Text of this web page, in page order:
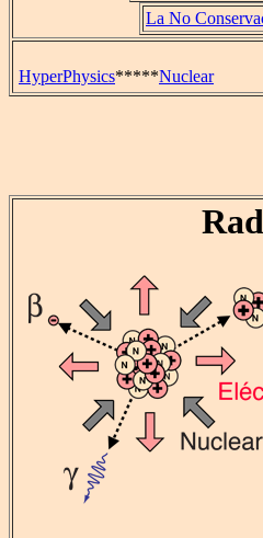
La No
HyperPhysics*****Nuclear